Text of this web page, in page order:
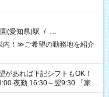
(愛知県)駅 / …
！≫ご希望の勤務地を紹介
勤 16:30～翌9:30 「家族
て夕飯の準備がしたい」